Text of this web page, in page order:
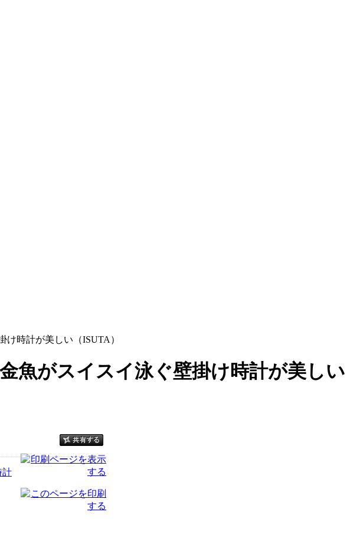
時計が美しい（ISUTA）
魚がスイスイ泳ぐ壁掛け時計が美しい
計